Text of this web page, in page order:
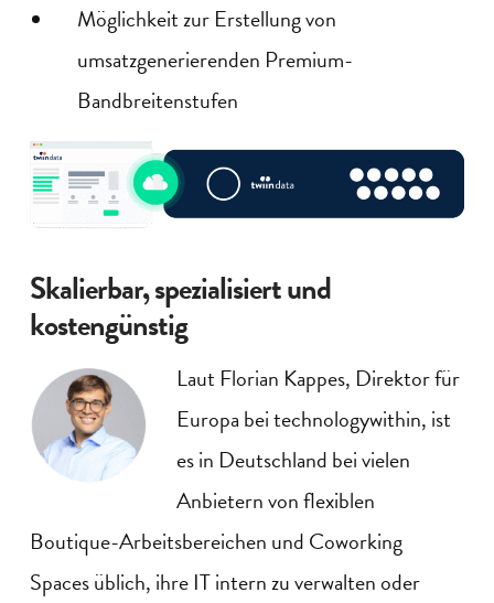
Möglichkeit zur Erstellung von
umsatzgenerierenden Premium-
Bandbreitenstufen
Skalierbar, spezialisiert und
kostengünstig
Laut Florian Kappes, Direktor für
Europa bei technologywithin, ist
es in Deutschland bei vielen
Anbietern von flexiblen
Boutique-Arbeitsbereichen und Coworking
Spaces üblich, ihre IT intern zu verwalten oder